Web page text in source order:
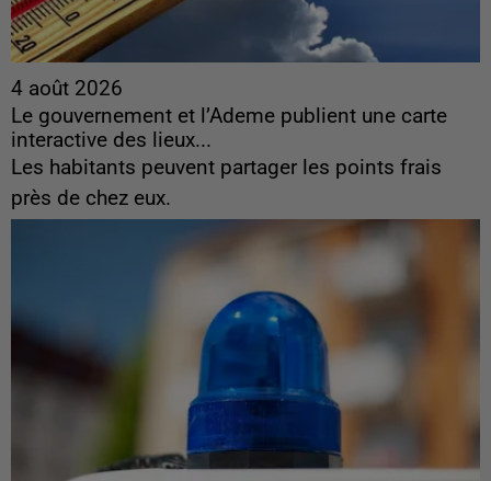
4 août 2026
Le gouvernement et l’Ademe publient une carte
interactive des lieux...
Les habitants peuvent partager les points frais
près de chez eux.